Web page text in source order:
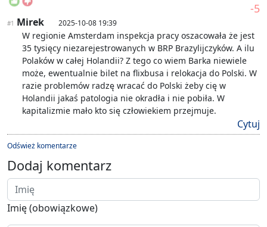
-5
#1 Mirek 2025-10-08 19:39
W regionie Amsterdam inspekcja pracy oszacowała że jest
35 tysięcy niezarejestrowanych w BRP Brazylijczyków. A ilu
Polaków w całej Holandii? Z tego co wiem Barka niewiele
może, ewentualnie bilet na flixbusa i relokacja do Polski. W
razie problemów radzę wracać do Polski żeby cię w
Holandii jakaś patologia nie okradła i nie pobiła. W
kapitalizmie mało kto się człowiekiem przejmuje.
Cytuj
Odśwież komentarze
Dodaj komentarz
Imię (obowiązkowe)